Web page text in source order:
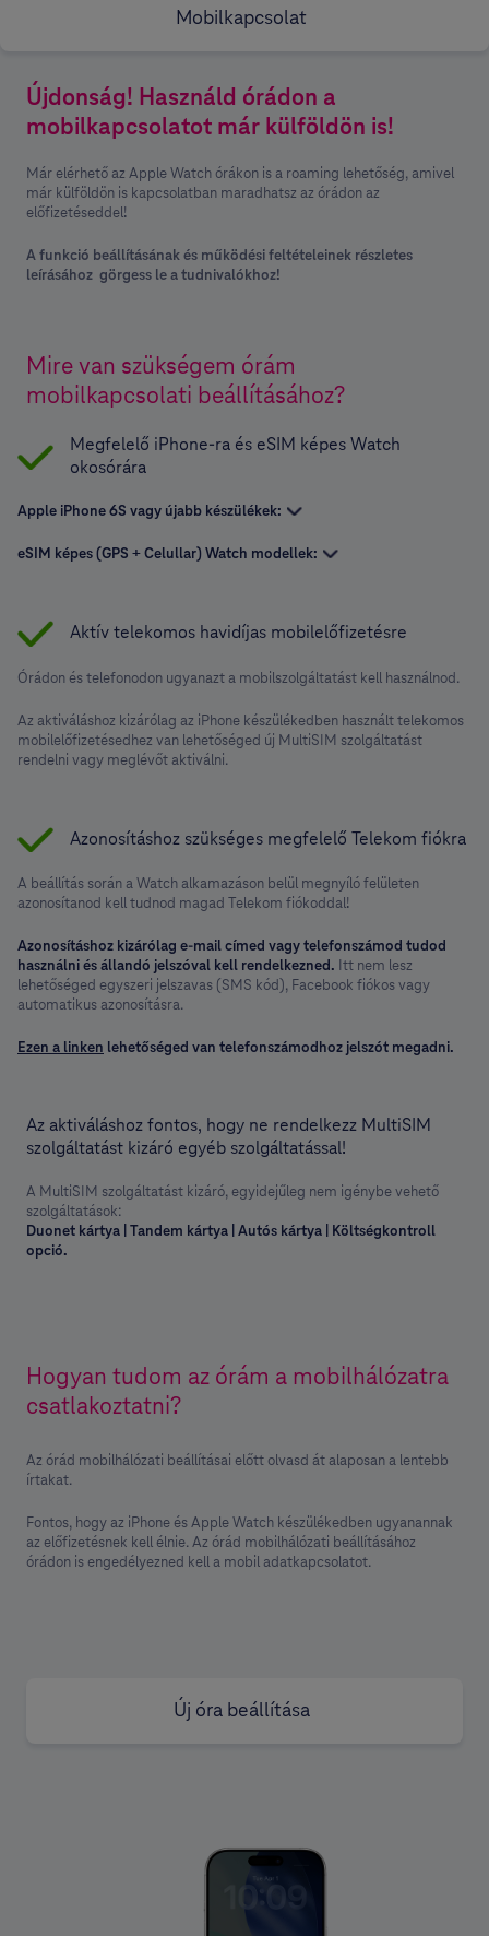
Mobilkapcsolat
Újdonság! Használd órádon a
mobilkapcsolatot már külföldön is!
Már elérhető az Apple Watch órákon is a roaming lehetőség, amivel
már külföldön is kapcsolatban maradhatsz az órádon az
előfizetéseddel!
A funkció beállításának és működési feltételeinek részletes
leírásához görgess le a tudnivalókhoz!
Mire van szükségem órám
mobilkapcsolati beállításához?
Megfelelő iPhone-ra és eSIM képes Watch
okosórára
Apple iPhone 6S vagy újabb készülékek:
eSIM képes (GPS + Celullar) Watch modellek:
Aktív telekomos havidíjas mobilelőfizetésre
Órádon és telefonodon ugyanazt a mobilszolgáltatást kell használnod.
Az aktiváláshoz kizárólag az iPhone készülékedben használt telekomos
mobilelőfizetésedhez van lehetőséged új MultiSIM szolgáltatást
rendelni vagy meglévőt aktiválni.
Azonosításhoz szükséges megfelelő Telekom fiókra
A beállítás során a Watch alkamazáson belül megnyíló felületen
azonosítanod kell tudnod magad Telekom fiókoddal!
Azonosításhoz kizárólag e-mail címed vagy telefonszámod tudod
használni és állandó jelszóval kell rendelkezned. Itt nem lesz
lehetőséged egyszeri jelszavas (SMS kód), Facebook fiókos vagy
automatikus azonosításra.
Ezen a linken lehetőséged van telefonszámodhoz jelszót megadni.
Az aktiváláshoz fontos, hogy ne rendelkezz MultiSIM
szolgáltatást kizáró egyéb szolgáltatással!
A MultiSIM szolgáltatást kizáró, egyidejűleg nem igénybe vehető
szolgáltatások:
Duonet kártya | Tandem kártya | Autós kártya | Költségkontroll
opció.
Hogyan tudom az órám a mobilhálózatra
csatlakoztatni?
Az órád mobilhálózati beállításai előtt olvasd át alaposan a lentebb
írtakat.
Fontos, hogy az iPhone és Apple Watch készülékedben ugyanannak
az előfizetésnek kell élnie. Az órád mobilhálózati beállításához
órádon is engedélyezned kell a mobil adatkapcsolatot.
Új óra beállítása